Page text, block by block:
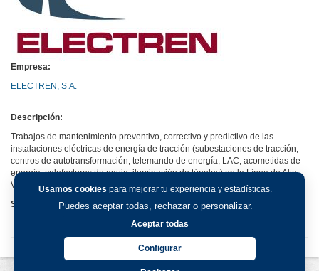
Usamos cookies para mejorar tu experiencia y estadísticas.
Puedes aceptar todas, rechazar o personalizar.
Aceptar todas
Configurar
Empresa:
ELECTREN, S.A.
Descripción:
Trabajos de mantenimiento preventivo, correctivo y predictivo de las
instalaciones eléctricas de energía de tracción (subestaciones de tracción,
centros de autotransformación, telemando de energía, LAC, acometidas de
energía, calefactores de aguja, iluminación de túneles) en la Línea de Alta
Velocidad de ADIF Madrid-Valladolid-León-Burgos.
Sitio web: